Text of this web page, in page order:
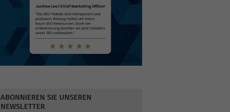
ABONNIEREN SIE UNSEREN
NEWSLETTER